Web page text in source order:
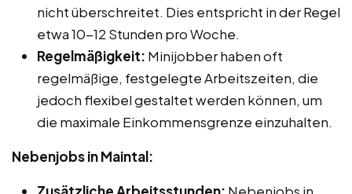
nicht überschreitet. Dies entspricht in der Regel
etwa 10-12 Stunden pro Woche.
Regelmäßigkeit: Minijobber haben oft
regelmäßige, festgelegte Arbeitszeiten, die
jedoch flexibel gestaltet werden können, um
die maximale Einkommensgrenze einzuhalten.
Nebenjobs in Maintal: